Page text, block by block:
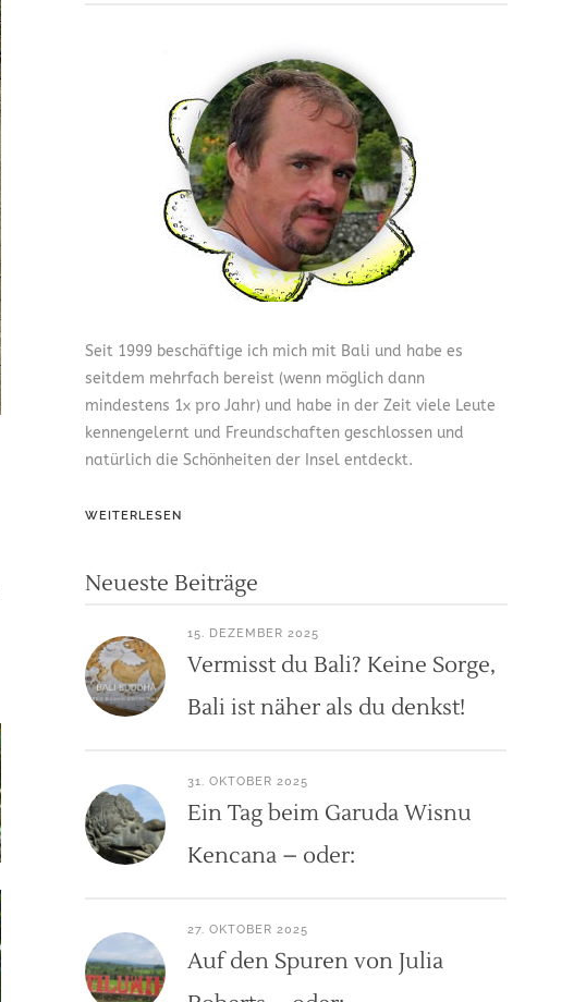
Seit 1999 beschäftige ich mich mit Bali und habe es
seitdem mehrfach bereist (wenn möglich dann
mindestens 1x pro Jahr) und habe in der Zeit viele Leute
kennengelernt und Freundschaften geschlossen und
natürlich die Schönheiten der Insel entdeckt.
WEITERLESEN
Neueste Beiträge
15. DEZEMBER 2025
Vermisst du Bali? Keine Sorge,
Bali ist näher als du denkst!
31. OKTOBER 2025
Ein Tag beim Garuda Wisnu
Kencana – oder:
27. OKTOBER 2025
Auf den Spuren von Julia